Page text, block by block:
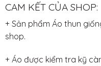
CAM KẾT CỦA SHOP:
+ Sản phẩm Áo thun
shop.
+ Áo được kiểm tra kỹ